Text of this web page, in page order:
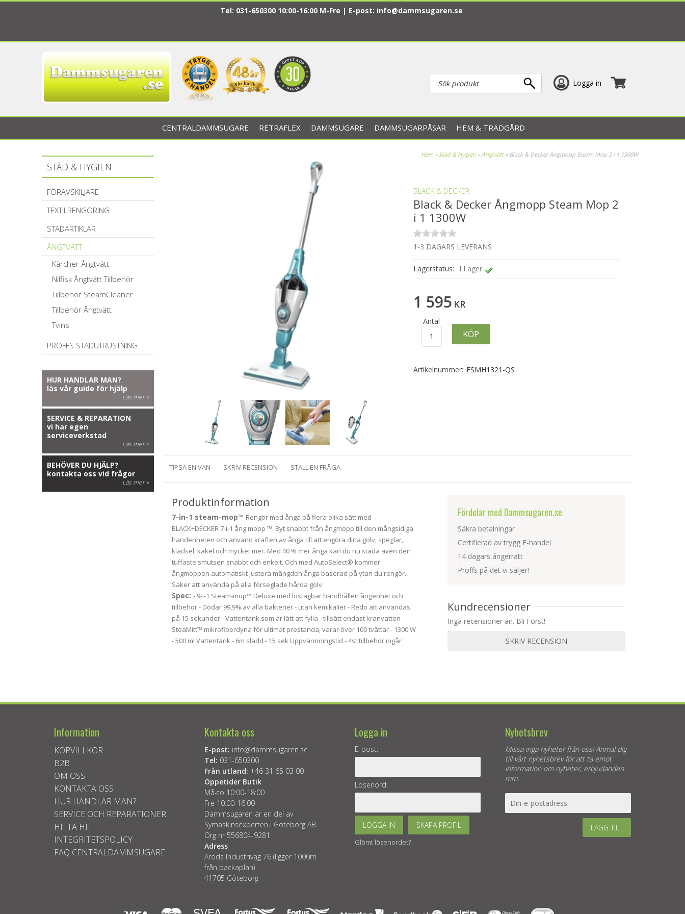
Tel: 031-650300 10:00-16:00 M-Fre | E-post: info@dammsugaren.se
Logga in
CENTRALDAMMSUGARE RETRAFLEX DAMMSUGARE DAMMSUGARPÅSAR HEM & TRÄDGÅRD
STÄD & HYGIEN
FÖRAVSKILJARE
TEXTILRENGÖRING
STÄDARTIKLAR
ÅNGTVÄTT
Kärcher Ångtvätt
Nilfisk Ångtvätt Tillbehör
Tillbehör SteamCleaner
Tillbehör Ångtvätt
Tvins
PROFFS STÄDUTRUSTNING
HUR HANDLAR MAN?
läs vår guide för hjälp
Läs mer »
SERVICE & REPARATION
vi har egen
serviceverkstad
Läs mer »
BEHÖVER DU HJÄLP?
kontakta oss vid frågor
Läs mer »
Hem»Städ & Hygien »Ångtvätt» Black & Decker Ångmopp Steam Mop 2 i 1 1300W
BLACK & DECKER
Black & Decker Ångmopp Steam Mop 2
i 1 1300W
1-3 DAGARS LEVERANS
Lagerstatus: I Lager
1 595 KR
Antal
KÖP
Artikelnummer: FSMH1321-QS
TIPSA EN VÄN SKRIV RECENSION STÄLL EN FRÅGA
Produktinformation
7-in-1 steam-mop™ Rengör med ånga på flera olika sätt med
BLACK+DECKER 7-i-1 ång mopp ™. Byt snabbt från ångmopp till den mångsidiga
handenheten och använd kraften av ånga till att engöra dina golv, speglar,
klädsel, kakel och mycket mer. Med 40 % mer ånga kan du nu städa även den
tuffaste smutsen snabbt och enkelt. Och med AutoSelect® kommer
ångmoppen automatiskt justera mängden ånga baserad på ytan du rengör.
Säker att använda på alla förseglade hårda golv.
Spec:- 9-i-1 Steam-mop™ Deluxe med löstagbar handhållen ångenhet och
tillbehör - Dödar 99,9% av alla bakterier - utan kemikalier - Redo att användas
på 15 sekunder - Vattentank som är lätt att fylla - tillsätt endast kranvatten -
SteaMitt™ mikrofiberdyna för ultimat prestanda, varar över 100 tvättar - 1300 W
- 500 ml Vattentank - 6m sladd - 15 sek Uppvärmningstid - 4st tillbehör ingår
Fördelar med Dammsugaren.se
Säkra betalningar
Certifierad av trygg E-handel
14 dagars ångerrätt
Proffs på det vi säljer!
Kundrecensioner
Inga recensioner än. Bli Först!
SKRIV RECENSION
Information
KÖPVILLKOR
B2B
OM OSS
KONTAKTA OSS
HUR HANDLAR MAN?
SERVICE OCH REPARATIONER
HITTA HIT
INTEGRITETSPOLICY
FAQ CENTRALDAMMSUGARE
Kontakta oss
E-post: info@dammsugaren.se
Tel: 031-650300
Från utland: +46 31 65 03 00
Öppetider Butik
Må-to 10:00-18:00
Fre 10:00-16:00
Dammsugaren är en del av
Symaskinsexperten i Göteborg AB
Org nr 556804-9281
Adress
Aröds Industriväg 76 (ligger 1000m
från backaplan)
41705 Göteborg
Logga in
E-post:
Lösenord:
LOGGA IN SKAPA PROFIL
Glömt lösenordet?
Nyhetsbrev
Missa inga nyheter från oss! Anmäl dig
till vårt nyhetsbrev för att ta emot
information om nyheter, erbjudanden
mm.
LÄGG TILL